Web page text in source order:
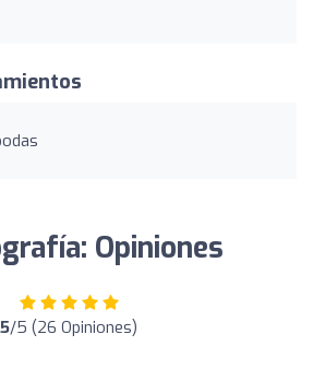
Opiniones
5/5 (26 Opiniones)